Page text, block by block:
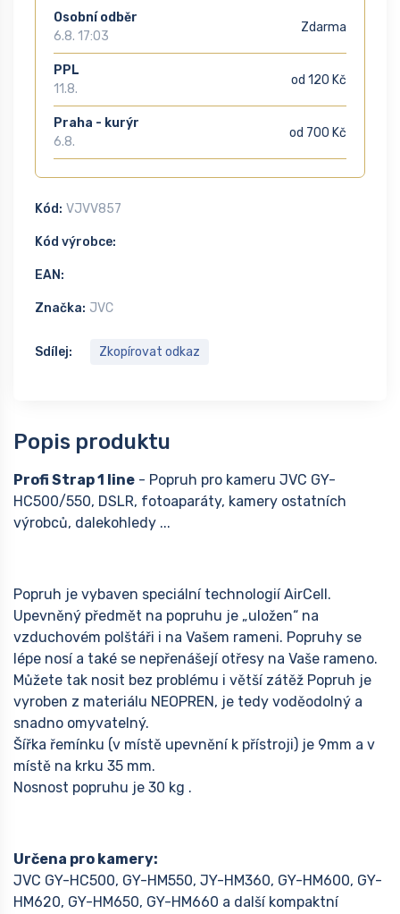
Osobní odběr
6.8. 17:03
Zdarma
PPL
11.8.
od 120 Kč
Praha - kurýr
6.8.
od 700 Kč
Kód: VJVV857
Kód výrobce:
EAN:
Značka: JVC
Sdílej: Zkopírovat odkaz
Popis produktu
Profi Strap 1 line - Popruh pro kameru JVC GY-
HC500/550, DSLR, fotoaparáty, kamery ostatních
výrobců, dalekohledy ...
Popruh je vybaven speciální technologií AirCell.
Upevněný předmět na popruhu je „uložen“ na
vzduchovém polštáři i na Vašem rameni. Popruhy se
lépe nosí a také se nepřenášejí otřesy na Vaše rameno.
Můžete tak nosit bez problému i větší zátěž Popruh je
vyroben z materiálu NEOPREN, je tedy voděodolný a
snadno omyvatelný.
Šířka řemínku (v místě upevnění k přístroji) je 9mm a v
místě na krku 35 mm.
Nosnost popruhu je 30 kg .
Určena pro kamery:
JVC GY-HC500, GY-HM550, JY-HM360, GY-HM600, GY-
HM620, GY-HM650, GY-HM660 a další kompaktní